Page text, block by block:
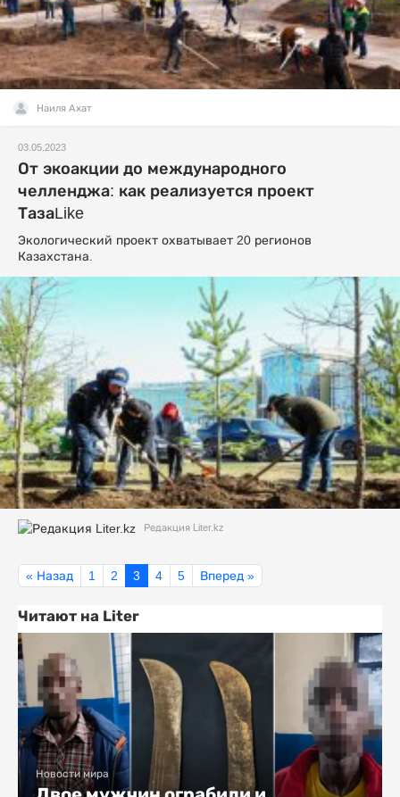
Наиля Ахат
03.05.2023
От экоакции до международного
челленджа: как реализуется проект
ТазаLike
Экологический проект охватывает 20 регионов
Казахстана.
Редакция Liter.kz
« Назад 1 2 3 4 5 Вперед »
Читают на Liter
Новости мира